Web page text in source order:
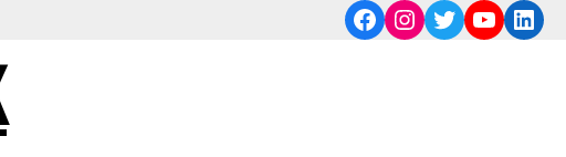
Facebook
Instagram
Twitter